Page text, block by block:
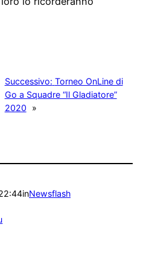
Successivo: Torneo OnLine di
Go a Squadre “Il Gladiatore”
2020
»
inNewsflash